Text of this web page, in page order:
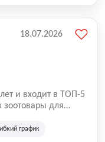
и входит в ТОП-5
для
а также
график
18.07.2026